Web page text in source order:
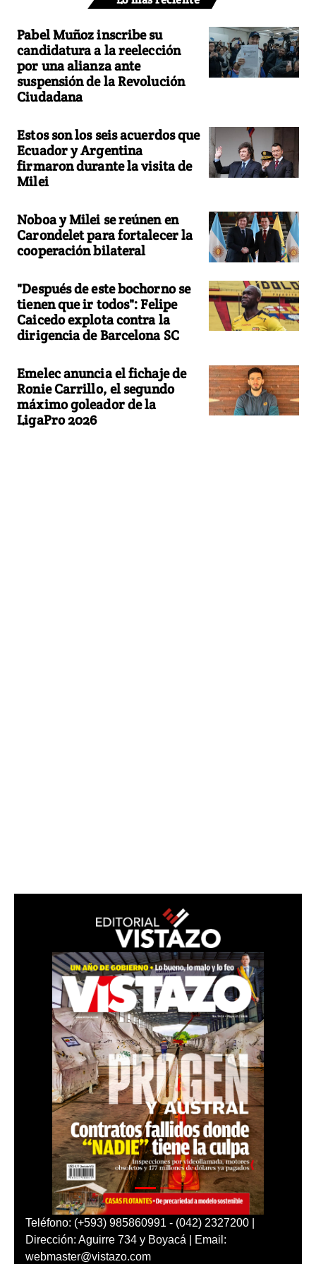
Pabel Muñoz inscribe su
candidatura a la reelección
por una alianza ante
suspensión de la Revolución
Ciudadana
Estos son los seis acuerdos que
Ecuador y Argentina
firmaron durante la visita de
Milei
Noboa y Milei se reúnen en
Carondelet para fortalecer la
cooperación bilateral
"Después de este bochorno se
tienen que ir todos": Felipe
Caicedo explota contra la
dirigencia de Barcelona SC
Emelec anuncia el fichaje de
Ronie Carrillo, el segundo
máximo goleador de la
LigaPro 2026
Teléfono: (+593) 985860991 - (042) 2327200 |
Dirección: Aguirre 734 y Boyacá | Email:
webmaster@vistazo.com